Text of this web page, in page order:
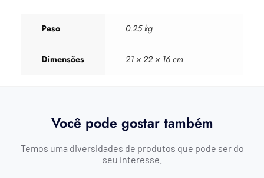
Peso 0.25 kg
Dimensões 21 × 22 × 16 cm
Você pode gostar também
Temos uma diversidades de produtos que pode ser do
seu interesse.